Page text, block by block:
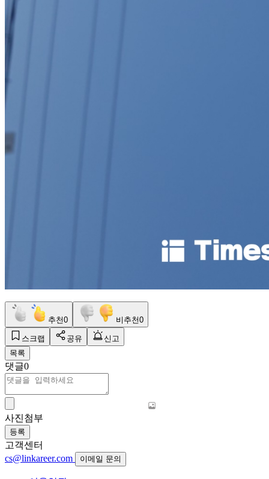
추천0 비추천0
스크랩 공유
신고
목록
댓글0
사진첨부
등록
고객센터
cs@linkareer.com
이메일 문의